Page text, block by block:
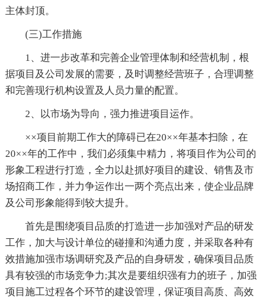
主体封顶。
(三)工作措施
1、进一步改革和完善企业管理体制和经营机制，根
据项目及公司发展的需要，及时调整经营班子，合理调整
和完善现行机构设置及人员力量的配置。
2、以市场为导向，强力推进项目运作。
××项目前期工作大的障碍已在20××年基本扫除，在
20××年的工作中，我们必须集中精力，将项目作为公司的
形象工程进行打造，全力以赴抓好项目的建设、销售及市
场招商工作，并力争运作出一两个亮点出来，使企业品牌
及公司形象能得到较大提升。
首先是围绕项目品质的打造进一步加强对产品的研发
工作，加大与设计单位的碰撞和沟通力度，并采取各种有
效措施加强市场调研究及产品的自身研发，确保项目品质
具有较强的市场竞争力;其次是要组织强有力的班子，加强
项目施工过程各个环节的建设管理，保证项目高质、高效